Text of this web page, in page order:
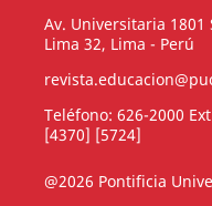
Av. Universitaria 1801
Lima 32, Lima - Perú
Teléfono: 626-2000
[4370] [5724]
@2026 Pontificia